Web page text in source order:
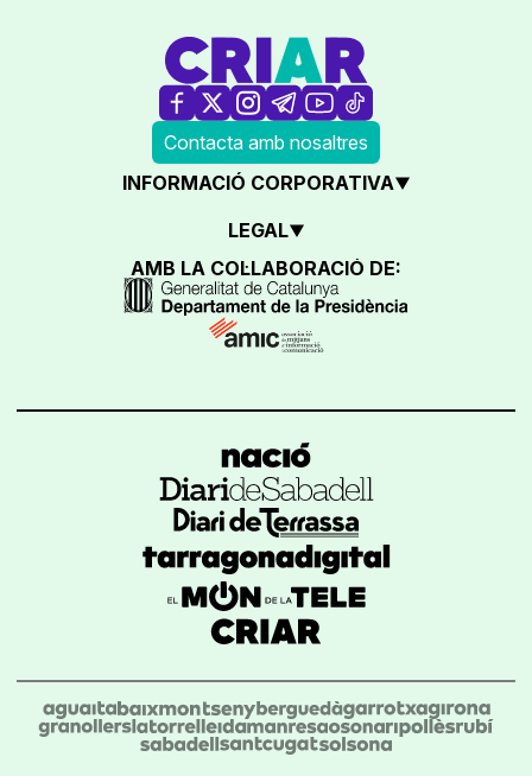
Contacta amb nosaltres
INFORMACIÓ CORPORATIVA
LEGAL
AMB LA COL·LABORACIÓ DE: